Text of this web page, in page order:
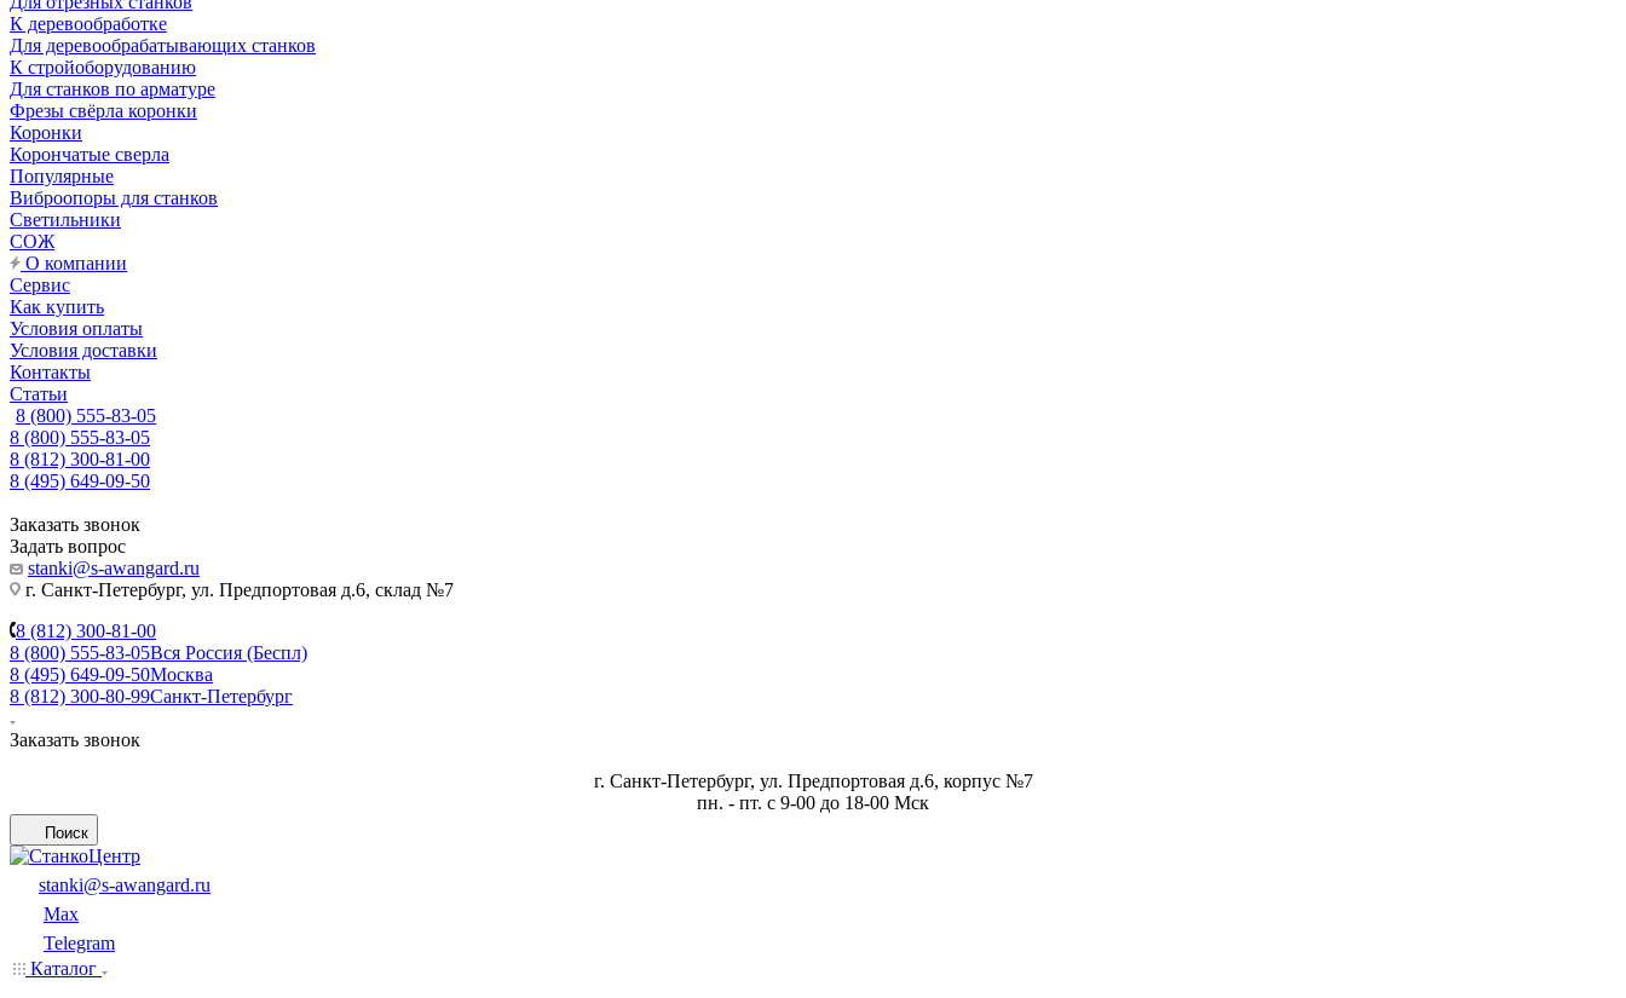
К деревообработке
Для деревообрабатывающих станков
К стройоборудованию
Для станков по арматуре
Фрезы свёрла коронки
Коронки
Корончатые сверла
Популярные
Виброопоры для станков
Светильники
СОЖ
О компании
Сервис
Как купить
Условия оплаты
Условия доставки
Контакты
Статьи
8 (800) 555-83-05
8 (800) 555-83-05
8 (812) 300-81-00
8 (495) 649-09-50
Заказать звонок
Задать вопрос
stanki@s-awangard.ru
г. Санкт-Петербург, ул. Предпортовая д.6, склад №7
8 (812) 300-81-00
8 (800) 555-83-05Вся Россия (Беспл)
8 (495) 649-09-50Москва
8 (812) 300-80-99Санкт-Петербург
Заказать звонок
г. Санкт-Петербург, ул. Предпортовая д.6, корпус №7
пн. - пт. с 9-00 до 18-00 Мск
Поиск
stanki@s-awangard.ru
Max
Telegram
Каталог